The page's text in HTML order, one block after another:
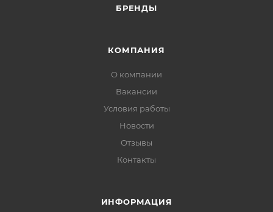
БРЕНДЫ
КОМПАНИЯ
О компании
Вакансии
Условия работы
Новости
Отзывы
Контакты
ИНФОРМАЦИЯ